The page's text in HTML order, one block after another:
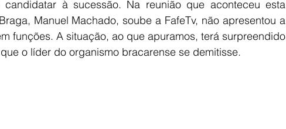
à sucessão. Na reunião que aconteceu esta
Manuel Machado, soube a FafeTv, não apresentou a
funções. A situação, ao que apuramos, terá surpreendido
o líder do organismo bracarense se demitisse.